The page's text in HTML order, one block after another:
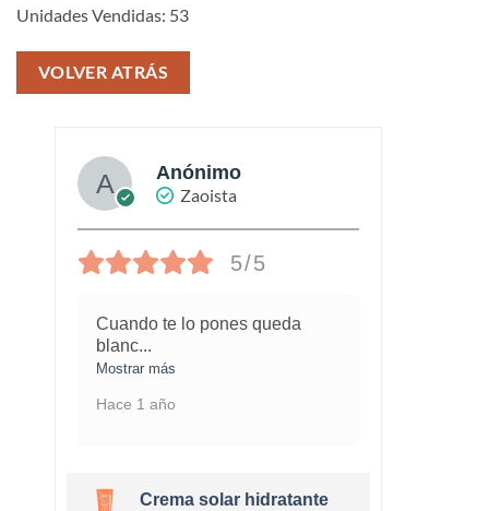
Unidades Vendidas: 53
VOLVER ATRÁS
Anónimo
Zaoista
5/5
Cuando te lo pones queda
blanc...
Mostrar más
Hace 1 año
Crema solar hidratante